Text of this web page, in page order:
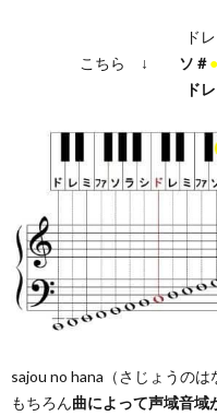
ド
こちら ↓
ソ＃●
ド
sajou no hana（さじょうのは
もちろん曲によって声域音域